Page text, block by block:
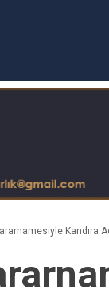
Kandıra